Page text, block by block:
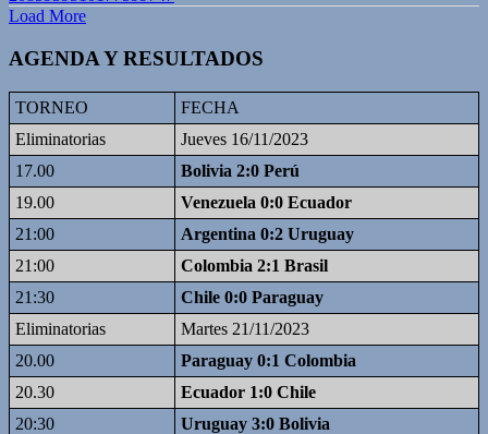
Load More
AGENDA Y RESULTADOS
TORNEO
FECHA
Eliminatorias
Jueves 16/11/2023
17.00
Bolivia 2:0 Perú
19.00
Venezuela 0:0 Ecuador
21:00
Argentina 0:2 Uruguay
21:00
Colombia 2:1 Brasil
21:30
Chile 0:0 Paraguay
Eliminatorias
Martes 21/11/2023
20.00
Paraguay 0:1 Colombia
20.30
Ecuador 1:0 Chile
20:30
Uruguay 3:0 Bolivia